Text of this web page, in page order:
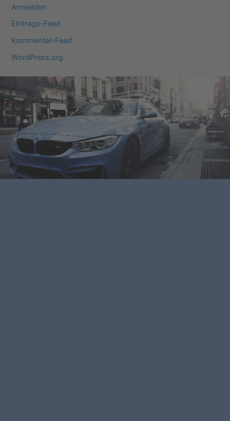
Anmelden
Eintrags-Feed
Kommentar-Feed
WordPress.org